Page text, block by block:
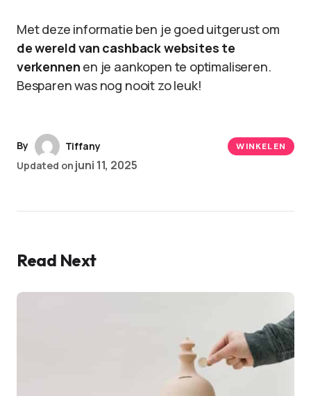
Met deze informatie ben je goed uitgerust om
de wereld van cashback websites te
verkennen en je aankopen te optimaliseren.
Besparen was nog nooit zo leuk!
By
Tiffany
Updated on juni 11, 2025
WINKELEN
Read Next